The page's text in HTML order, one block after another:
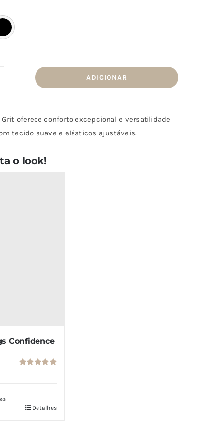
ADICIONAR
Grit oferece conforto excepcional e versatilidade
tecido suave e elásticos ajustáveis.
o look!
Confidence
Detalhes